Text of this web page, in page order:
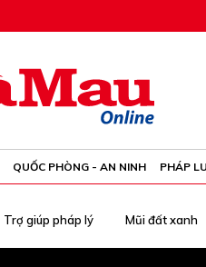
QUỐC PHÒNG - AN NINH PHÁP
Trợ giúp pháp lý Mũi đất xanh